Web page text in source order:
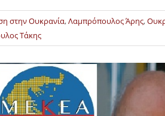
στην Ουκρανία,Λαμπρόπουλος Άρης,
Τάκης